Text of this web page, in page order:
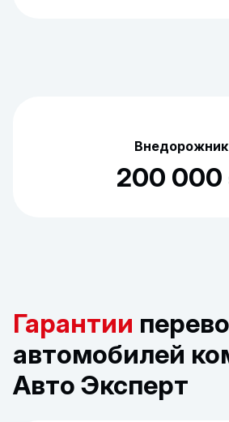
Внедорожник
200 000
Гарантии
автомобилей
Авто Эксперт